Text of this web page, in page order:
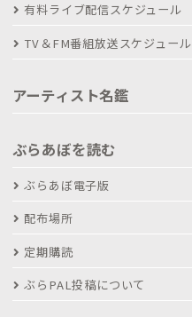
有料ライブ配信スケジュール
TV＆FM番組放送スケジュール
アーティスト名鑑
ぶらあぼを読む
ぶらあぼ電子版
配布場所
定期購読
ぶらPAL投稿について